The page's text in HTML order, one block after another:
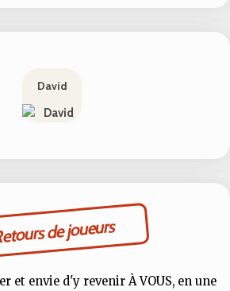
David
de joueurs
et envie d'y revenir À VOUS, en une